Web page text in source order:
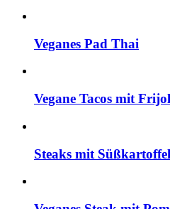
Veganes Pad Thai
Vegane Tacos mit
Steaks mit